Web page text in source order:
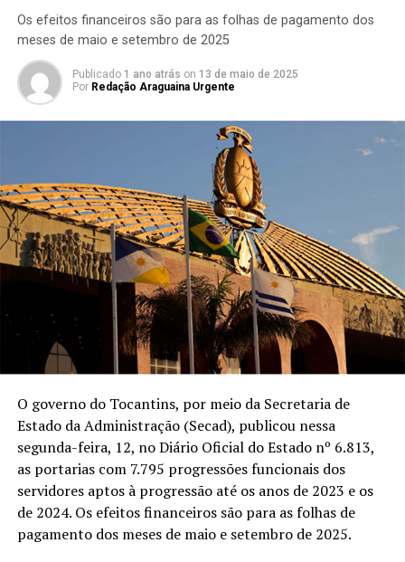
Os efeitos financeiros são para as folhas de pagamento dos
meses de maio e setembro de 2025
Publicado 1 ano atrás on 13 de maio de 2025
Por Redação Araguaina Urgente
O governo do Tocantins, por meio da Secretaria de
Estado da Administração (Secad), publicou nessa
segunda-feira, 12, no Diário Oficial do Estado nº 6.813,
as portarias com 7.795 progressões funcionais dos
servidores aptos à progressão até os anos de 2023 e os
de 2024. Os efeitos financeiros são para as folhas de
pagamento dos meses de maio e setembro de 2025.